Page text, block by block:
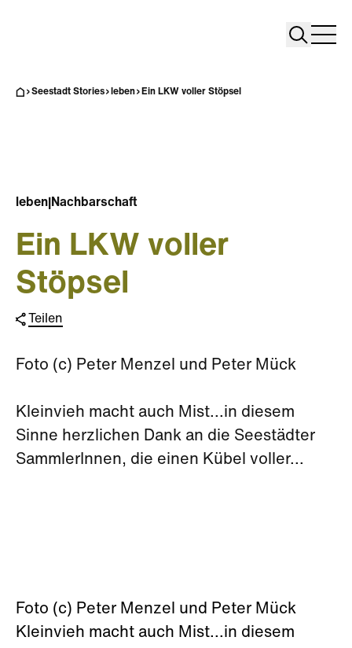
Search
Seestadt Stories leben Ein LKW voller Stöpsel
leben Nachbarschaft
Ein LKW voller
Stöpsel
Teilen
Foto (c) Peter Menzel und Peter Mück
Kleinvieh macht auch Mist...in diesem
Sinne herzlichen Dank an die Seestädter
SammlerInnen, die einen Kübel voller...
Foto (c) Peter Menzel und Peter Mück
Kleinvieh macht auch Mist...in diesem